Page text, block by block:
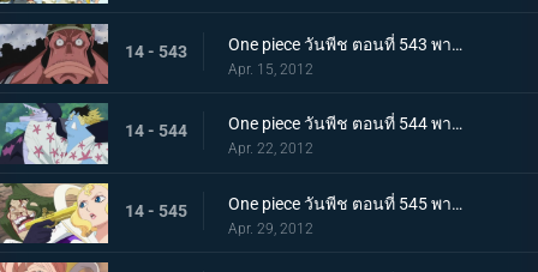
14 - 543 One piece วันพีช ตอนที่ 543 พากย์ไทย จุดจบของวีรบุรษ ความจริงของไทเกอร์ที่น่าตกตะลึง
Apr. 15, 2012
14 - 544 One piece วันพีช ตอนที่ 544 พากย์ไทย กลุ่มโจรสลัดแตกแยก จินเบ ปะทะ อารอง
Apr. 22, 2012
14 - 545 One piece วันพีช ตอนที่ 545 พากย์ไทย เกาะมนุษย์เงือกสั่นไหว! มังกรฟ้าขึ้นเทียบฝั่ง
Apr. 29, 2012